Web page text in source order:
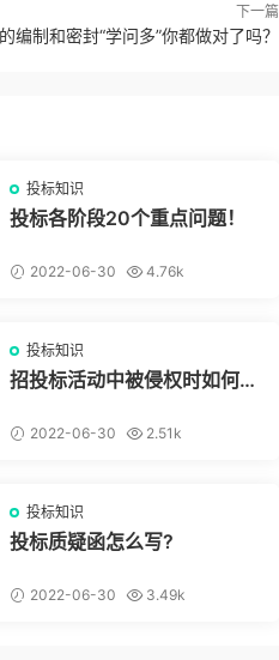
下一篇
编制和密封“学问多”你都做对了吗？
投标知识
投标各阶段20个重点问题！
2022-06-30 4.76k
投标知识
招投标活动中被侵权时如何维
2022-06-30 2.51k
投标知识
投标质疑函怎么写?
2022-06-30 3.49k